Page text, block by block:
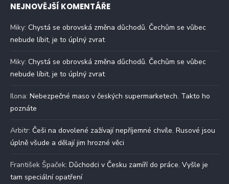
NEJNOVĚJŠÍ KOMENTÁŘE
Miky: Chystá se obrovská změna důchodů. Čechům se vůbec
nebude líbit, je to úplný zvrat
Miky: Chystá se obrovská změna důchodů. Čechům se vůbec
nebude líbit, je to úplný zvrat
Ilona: Nebezpečné maso v českých supermarketech. Takto ho
poznáte
Arbitr: Češi na dovolené zažívají nepříjemné chvíle. Rusové jsou
úplně všude a dělají jim hrozné věci
František Špaček: Důchodci v Česku zamíří do práce. Vyšle je
tam speciální opatření